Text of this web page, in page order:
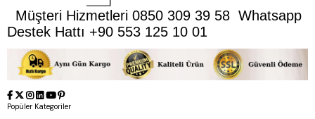
Müşteri Hizmetleri 0850 309 39 58 Whatsapp
Destek Hattı +90 553 125 10 01
Popüler Kategoriler